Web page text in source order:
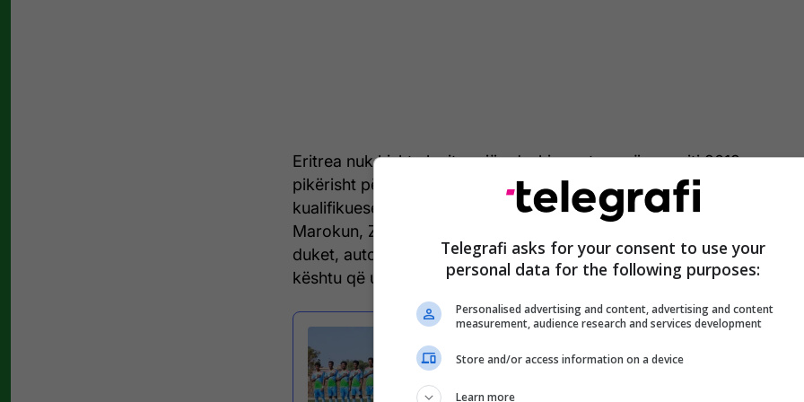
Eritrea nuk kishte luajtur një ndeshje zyrtare që nga viti 2019 -
pikërisht për shkak të frikës se lojtarët mund të largoheshin. Në
kualifikueset e Kupës së Botës 2026, ata ranë në short me
Marokun, Zambian, Kongon, Tanzaninë dhe Nigerin - ku me sa
duket, autoritetet i konsideruan këto vende shumë tërheqëse,
kështu që u tërhoqën përfaqësuesen nga kualifikueset.
A njihni ndonjë kombëtare që nuk
Telegrafi asks for your consent to use your
personal data for the following purposes:
Personalised advertising and content, advertising and content
measurement, audience research and services development
Store and/or access information on a device
Learn more